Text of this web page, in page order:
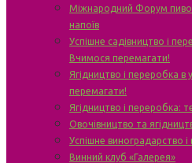
Міжнародний Форум
напоїв
Успішне садівництво і
Вчимося перемагати!
Ягідництво і переробка
перемагати!
Ягідництво і переробка:
Овочівництво та
Успішне виноградарство
Винний клуб «Галерея»